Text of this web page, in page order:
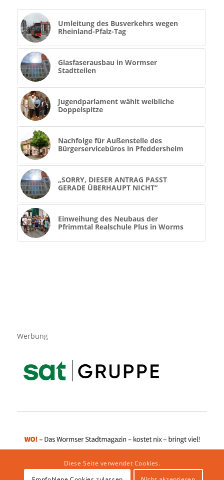
Umleitung des Busverkehrs wegen
Rheinland-Pfalz-Tag
Glasfaserausbau in Wormser
Stadtteilen
Jugendparlament wählt weibliche
Doppelspitze
Nachfolge für Außenstelle des
Bürgerservicebüros in Pfedders­heim
„SORRY, DIESER ANTRAG PASST
GERADE ÜBERHAUPT NICHT“
Einweihung des Neubaus der
Pfrimmtal Realschule Plus in Worms
Werbung
Diese Seite verwendet Cookies.